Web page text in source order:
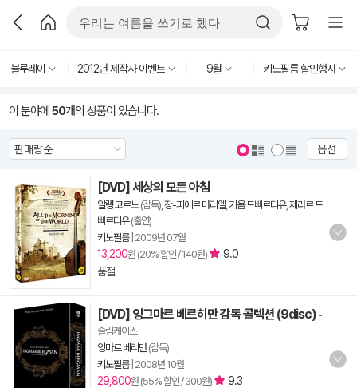
블루레이 2012년 제작사 이벤트 9월 키노필름 할인행사
이 분야에 50개의 상품이 있습니다.
옵션
[DVD] 세상의 모든 아침
알랭 코르노(감독), 장-피에르 마리엘 기욤 드빠르디유, 제라르 드
빠르디유(출연)
키노필름| 2009년 07월
13,200원 (20% 할인 / 140원)
9.0
품절
[DVD] 잉그마르 베르히만 감독 콜렉션 (9disc) -
슬림케이스
잉마르 베리만(감독)
키노필름| 2008년 10월
29,800원 (55% 할인 / 300원)
9.3